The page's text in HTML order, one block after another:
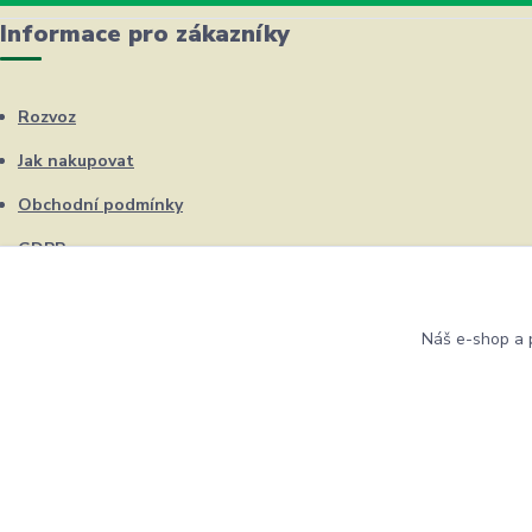
Informace pro zákazníky
Rozvoz
Jak nakupovat
Obchodní podmínky
GDPR
Náš e-shop a